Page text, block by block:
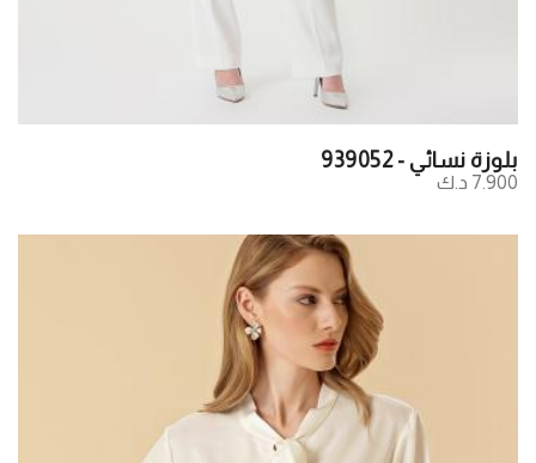
بلوزة نسائي - 939052
7.900 د.ك